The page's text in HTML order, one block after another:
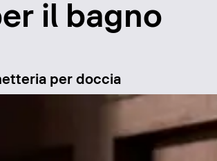
il bagno
per doccia